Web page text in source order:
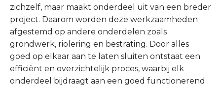
zichzelf, maar maakt onderdeel uit van een breder
project. Daarom worden deze werkzaamheden
afgestemd op andere onderdelen zoals
grondwerk, riolering en bestrating. Door alles
goed op elkaar aan te laten sluiten ontstaat een
efficiënt en overzichtelijk proces, waarbij elk
onderdeel bijdraagt aan een goed functionerend